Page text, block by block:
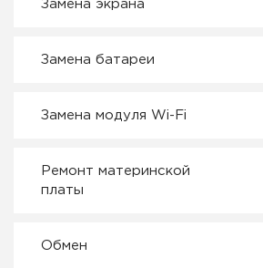
Замена экрана
Замена батареи
Замена модуля Wi-Fi
Ремонт материнской
платы
Обмен